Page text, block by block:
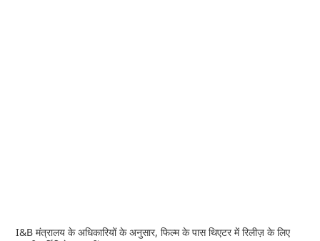
I&B मंत्रालय के अधिकारियों के अनुसार, फिल्म के पास थिएटर में रिलीज़ के लिए